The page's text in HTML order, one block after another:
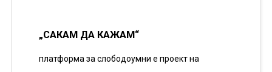
„САКАМ ДА КАЖАМ“
платформа за слободоумни е проект на